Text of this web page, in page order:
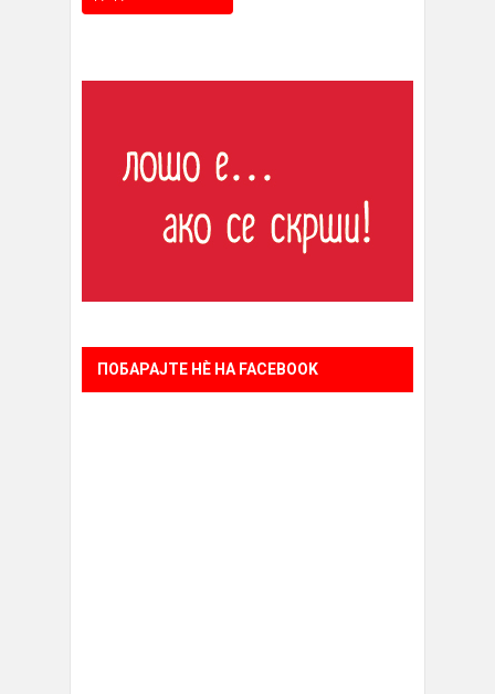
ПОБАРАЈТЕ НÈ НА FACEBOOK